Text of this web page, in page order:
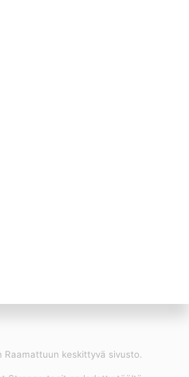
Raamattuun keskittyvä sivusto.